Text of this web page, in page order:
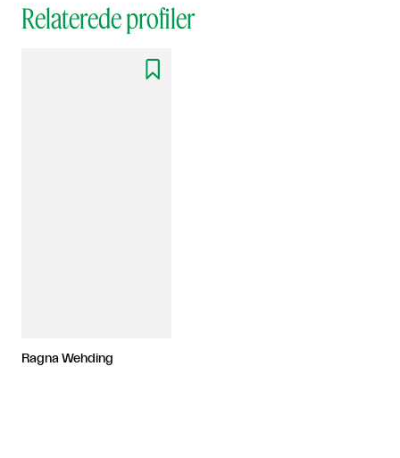
Relaterede profiler

Ragna Wehding